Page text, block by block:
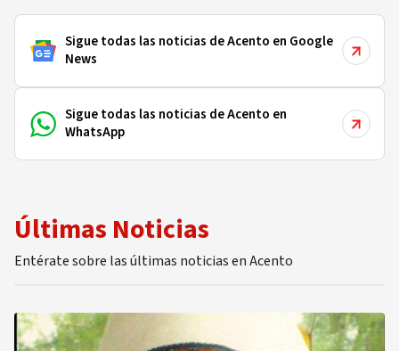
Sigue todas las noticias de Acento en Google
News
Sigue todas las noticias de Acento en
WhatsApp